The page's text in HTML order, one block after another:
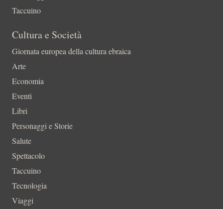
Taccuino
Cultura e Società
Giornata europea della cultura ebraica
Arte
Economia
Eventi
Libri
Personaggi e Storie
Salute
Spettacolo
Taccuino
Tecnologia
Viaggi